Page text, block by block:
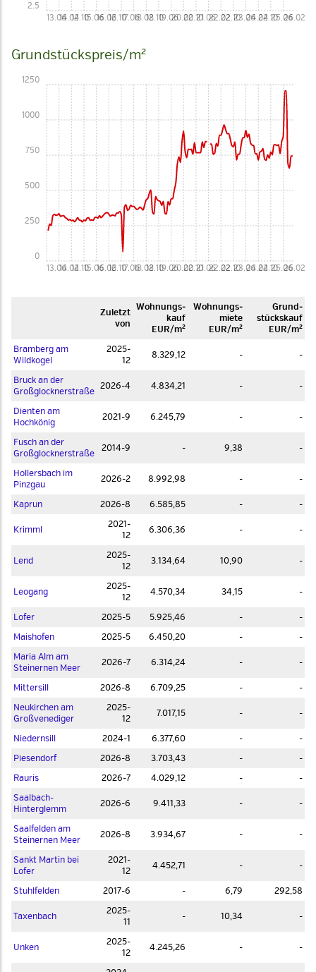
13.0614.0214.1015.0616.0216.1017.0618.0218.1019.0620.0220.1021.0622.0222.1023.0624.0224.1025.0626.02
2.5
Grundstückspreis/m²
13.0614.0214.1015.0616.0216.1017.0618.0218.1019.0620.0220.1021.0622.0222.1023.0624.0224.1025.0626.02
0
250
500
750
1000
1250
Zuletzt
von
Woh­nungs­
kauf
EUR/m²
Woh­nungs­
miete
EUR/m²
Grund­
stücks­kauf
EUR/m²
Bramberg am
Wildkogel
2025-
12
8.329,12 - -
Bruck an der
Großglocknerstraße 2026-4 4.834,21 - -
Dienten am
Hochkönig
2021-9 6.245,79 - -
Fusch an der
Großglocknerstraße
2014-9 - 9,38 -
Hollersbach im
Pinzgau
2026-2 8.992,98 - -
Kaprun 2026-8 6.585,85 - -
Krimml
2021-
12
6.306,36 - -
Lend
2025-
12
3.134,64 10,90 -
Leogang
2025-
12
4.570,34 34,15 -
Lofer 2025-5 5.925,46 -
-
Maishofen
2025-5 6.450,20 -
-
Maria Alm am
Steinernen Meer
2026-7 6.314,24 - -
Mittersill 2026-8 6.709,25 -
-
Neukirchen am
Großvenediger
2025-
12
7.017,15 - -
Niedernsill 2024-1 6.377,60 -
-
Piesendorf
2026-8 3.703,43 -
-
Rauris
2026-7 4.029,12 -
-
Saalbach-
Hinterglemm
2026-6 9.411,33 - -
Saalfelden am
Steinernen Meer
2026-8 3.934,67 - -
Sankt Martin bei
Lofer
2021-
12
4.452,71 - -
Stuhlfelden 2017-6 - 6,79 292,58
Taxenbach
2025-
11
- 10,34 -
Unken
2025-
12
4.245,26 - -